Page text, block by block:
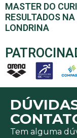
MASTER DO
RESULTADOS
LONDRINA
Tem alguma